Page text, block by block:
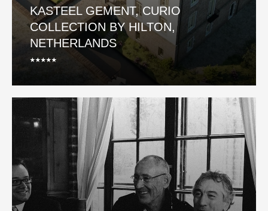
KASTEEL GEMENT, CURIO
COLLECTION BY HILTON,
NETHERLANDS
⭑⭑⭑⭑⭑